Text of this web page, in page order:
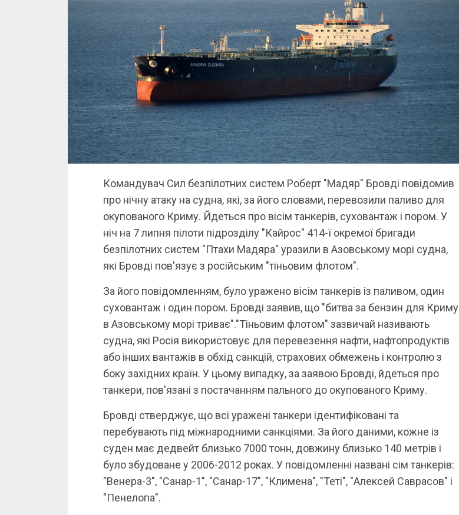
Командувач Сил безпілотних систем Роберт "Мадяр" Бровді повідомив
про нічну атаку на судна, які, за його словами, перевозили паливо для
окупованого Криму. Йдеться про вісім танкерів, суховантаж і пором. У
ніч на 7 липня пілоти підрозділу "Кайрос" 414-ї окремої бригади
безпілотних систем "Птахи Мадяра" уразили в Азовському морі судна,
які Бровді пов'язує з російським "тіньовим флотом".
За його повідомленням, було уражено вісім танкерів із паливом, один
суховантаж і один пором. Бровді заявив, що "битва за бензин для Криму
в Азовському морі триває"."Тіньовим флотом" зазвичай називають
судна, які Росія використовує для перевезення нафти, нафтопродуктів
або інших вантажів в обхід санкцій, страхових обмежень і контролю з
боку західних країн. У цьому випадку, за заявою Бровді, йдеться про
танкери, пов'язані з постачанням пального до окупованого Криму.
Бровді стверджує, що всі уражені танкери ідентифіковані та
перебувають під міжнародними санкціями. За його даними, кожне із
суден має дедвейт близько 7000 тонн, довжину близько 140 метрів і
було збудоване у 2006-2012 роках. У повідомленні названі сім танкерів:
"Венера-3", "Санар-1", "Санар-17", "Климена", "Теті", "Алексей Саврасов" і
"Пенелопа".